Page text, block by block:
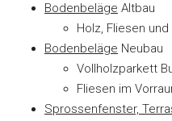
Bodenbeläge Altbau
Holz, Fliesen
Bodenbeläge Neubau
Vollholzparkett
Fliesen im
Sprossenfenster,